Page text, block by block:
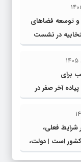
توسعه فضاهای
در نشست
آموزش مجلس با
خراسان رضوی
۱۵ موکب برای
آخر صفر در
فعلی،
است | دولت،
ناترازی را